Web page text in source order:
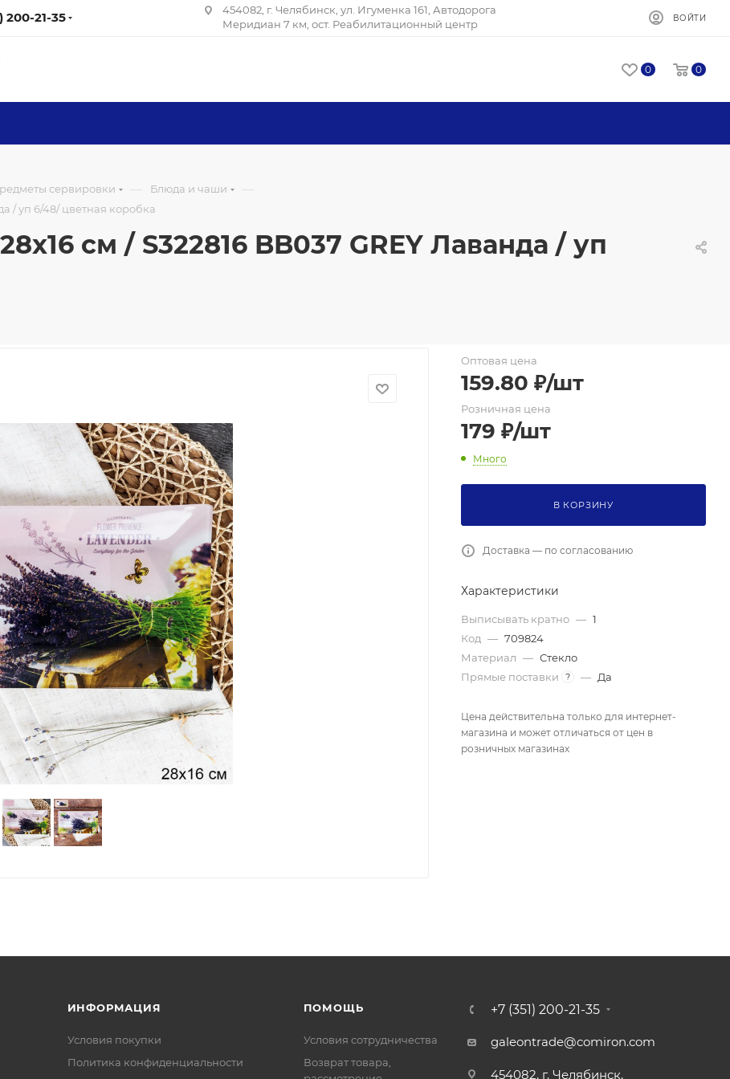
200-21-35
454082, г. Челябинск, ул. Игуменка 161, Автодорога
Меридиан 7 км, ост. Реабилитационный центр
ВОЙТИ
0 0
сервировки — Блюда и чаши —
/ уп 6/48/ цветная коробка
см / S322816 BB037 GREY Лаванда / уп
Оптовая цена
159.80 ₽/шт
Розничная цена
179 ₽/шт
Много
В КОРЗИНУ
Доставка — по согласованию
Характеристики
Выписывать кратно — 1
Код — 709824
Материал — Стекло
Прямые поставки
? — Да
Цена действительна только для интернет-
магазина и может отличаться от цен в
розничных магазинах
ИНФОРМАЦИЯ
Условия покупки
Политика конфиденциальности
ПОМОЩЬ
Условия сотрудничества
Возврат товара,
+7 (351) 200-21-35
galeontrade@comiron.com
454082, г. Челябинск,